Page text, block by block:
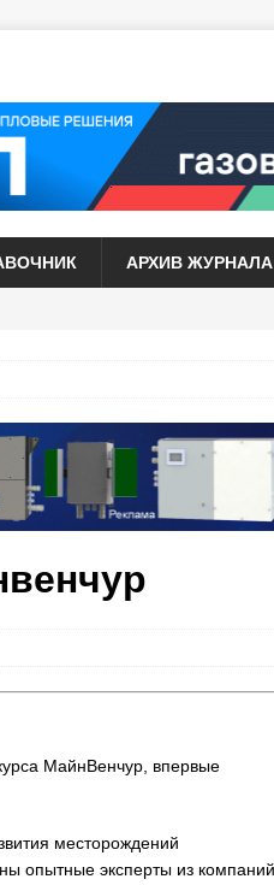
АРХИВ ЖУРНАЛА
МайнВенчур, впервые
месторождений
опытные эксперты из компаний